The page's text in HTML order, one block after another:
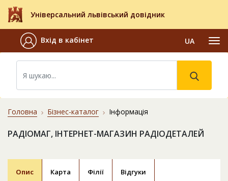
Універсальний львівський довідник
Вхід в кабінет UA
Головна Бізнес-каталог Інформація
РАДIОМАГ, ІНТЕРНЕТ-МАГАЗИН РАДІОДЕТАЛЕЙ
Опис Карта Філії Відгуки